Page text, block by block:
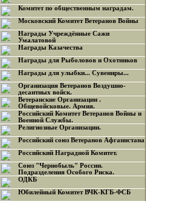
Комитет по общественным наградам.
Московский Комитет Ветеранов Войны
Награды Учреждённые Сажи
Умалатовой
Награды Казачества
Награды для Рыболовов и Охотников
Награды для улыбки... Сувениры...
Организация Ветеранов Воздушно-
десантных войск.
Ветеранские Организации .
Общевойсковые. Армия.
Российский Комитет Ветеранов Войны и
Военной Службы.
Религиозные Организации.
Российский союз Ветеранов Афганистана
Российский Наградной Комитет.
Союз "Чернобыль" России.
Подразделения Особого Риска.
ОДКБ
Юбилейный Комитет ВЧК-КГБ-ФСБ